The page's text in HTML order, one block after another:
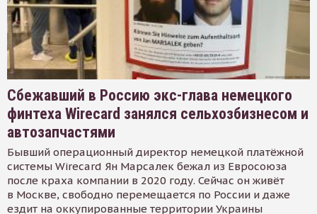
Сбежавший в Россию экс-глава немецкого
финтеха Wirecard занялся сельхозбизнесом и
автозапчастями
Бывший операционный директор немецкой платёжной
системы Wirecard Ян Марсалек бежал из Евросоюза
после краха компании в 2020 году. Сейчас он живёт
в Москве, свободно перемещается по России и даже
ездит на оккупированные территории Украины